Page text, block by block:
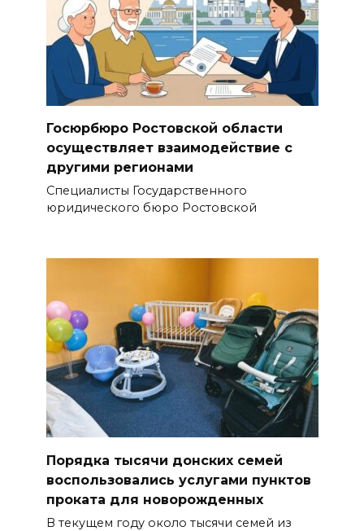
Госюрбюро Ростовской области
осуществляет взаимодействие с
другими регионами
Специалисты Государственного
юридического бюро Ростовской
Порядка тысячи донских семей
воспользовались услугами пунктов
проката для новорожденных
В текущем году около тысячи семей из